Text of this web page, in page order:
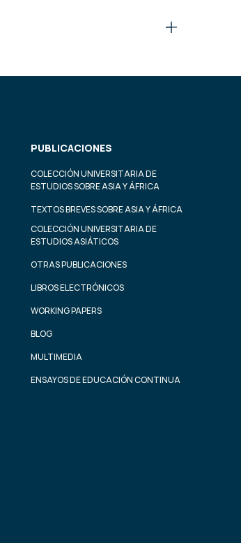
PUBLICACIONES
COLECCIÓN UNIVERSITARIA DE
ESTUDIOS SOBRE ASIA Y ÁFRICA
TEXTOS BREVES SOBRE ASIA Y ÁFRICA
COLECCIÓN UNIVERSITARIA DE
ESTUDIOS ASIÁTICOS
OTRAS PUBLICACIONES
LIBROS ELECTRÓNICOS
WORKING PAPERS
BLOG
MULTIMEDIA
ENSAYOS DE EDUCACIÓN CONTINUA